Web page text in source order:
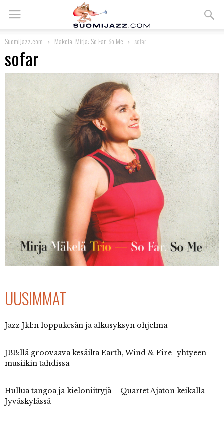
SuomiJazz.com Mäkelä, Mirja: So Far, So Me sofar
sofar
UUSIMMAT
Jazz Jkl:n loppukesän ja alkusyksyn ohjelma
JBB:llä groovaava kesäilta Earth, Wind & Fire -yhtyeen
musiikin tahdissa
Hullua tangoa ja kieloniittyjä – Quartet Ajaton keikalla
Jyväskylässä